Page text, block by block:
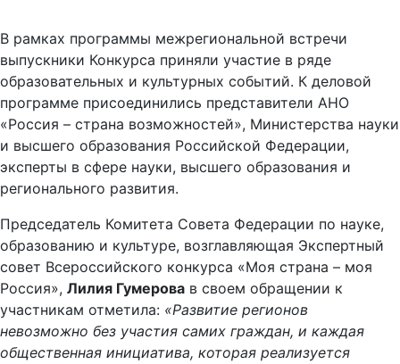
В рамках программы межрегиональной встречи
выпускники Конкурса приняли участие в ряде
образовательных и культурных событий. К деловой
программе присоединились представители АНО
«Россия – страна возможностей», Министерства науки
и высшего образования Российской Федерации,
эксперты в сфере науки, высшего образования и
регионального развития.
Председатель Комитета Совета Федерации по науке,
образованию и культуре, возглавляющая Экспертный
совет Всероссийского конкурса «Моя страна – моя
Россия», Лилия Гумерова в своем обращении к
участникам отметила: «Развитие регионов
невозможно без участия самих граждан, и каждая
общественная инициатива, которая реализуется